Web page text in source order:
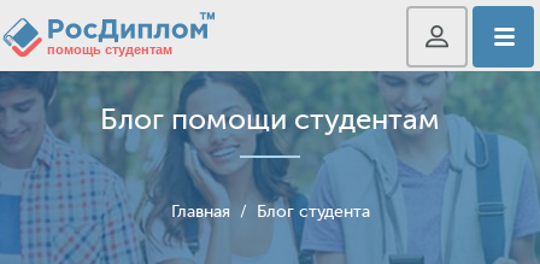
Блог помощи студентам
Главная / Блог студента